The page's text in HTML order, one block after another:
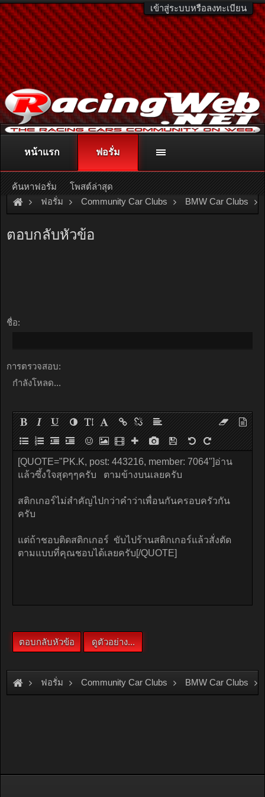
เข้าสู่ระบบหรือลงทะเบียน
ติดต่อลงโฆษณา racingweb@gmail.comหรือโทร. 081-811-1138
หรืออ่านรายละเอียดเพิ่มเติม คลิกที่นี่
ฟอรั่ม Community Car Clubs BMW Car Clubs
ตอบกลับหัวข้อ
ชื่อ:
การตรวจสอบ:
กำลังโหลด...
ฟอรั่ม Community Car Clubs BMW Car Clubs
หน้าแรก ฟอรั่ม
ค้นหาฟอรั่ม โพสต์ล่าสุด